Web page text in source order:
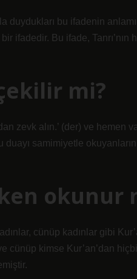
duydukları bu ifadenin
ifadedir. Bu ifade,
mi?
zevk alın.’ (der) ve hemen
samimiyetle
okunur
cünüp kadınlar gibi
cünüp kimse Kur’an’dan